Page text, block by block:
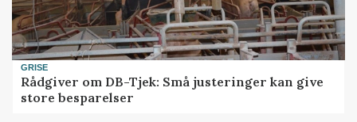
GRISE
Rådgiver om DB-Tjek: Små justeringer kan give
store besparelser